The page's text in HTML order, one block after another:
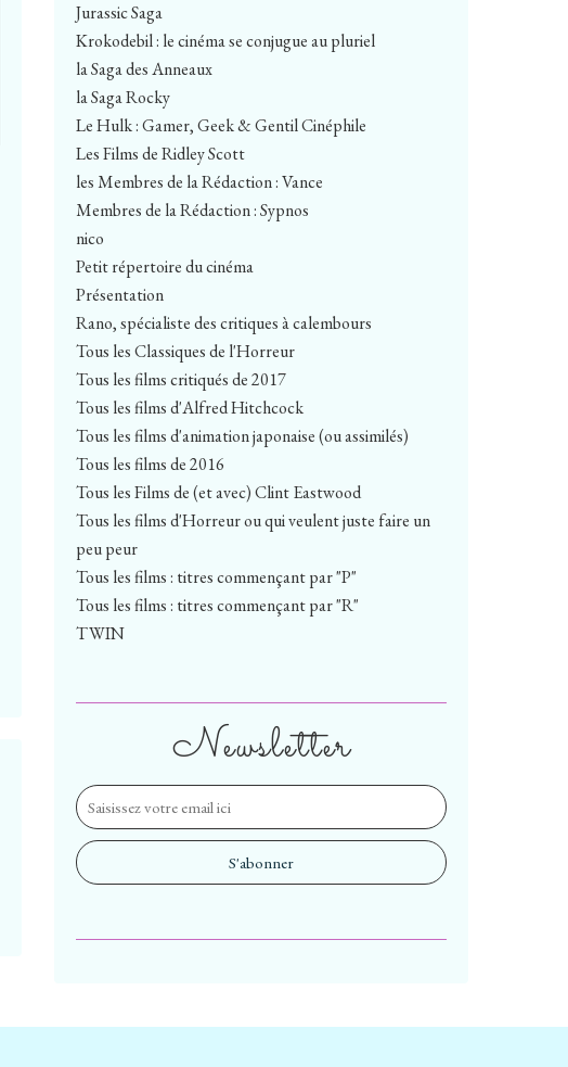
Newsletter
Jurassic Saga
Krokodebil : le cinéma se conjugue au pluriel
la Saga des Anneaux
la Saga Rocky
Le Hulk : Gamer, Geek & Gentil Cinéphile
Les Films de Ridley Scott
les Membres de la Rédaction : Vance
Membres de la Rédaction : Sypnos
nico
Petit répertoire du cinéma
Présentation
Rano, spécialiste des critiques à calembours
Tous les Classiques de l'Horreur
Tous les films critiqués de 2017
Tous les films d'Alfred Hitchcock
Tous les films d'animation japonaise (ou assimilés)
Tous les films de 2016
Tous les Films de (et avec) Clint Eastwood
Tous les films d'Horreur ou qui veulent juste faire un
peu peur
Tous les films : titres commençant par "P"
Tous les films : titres commençant par "R"
TWIN